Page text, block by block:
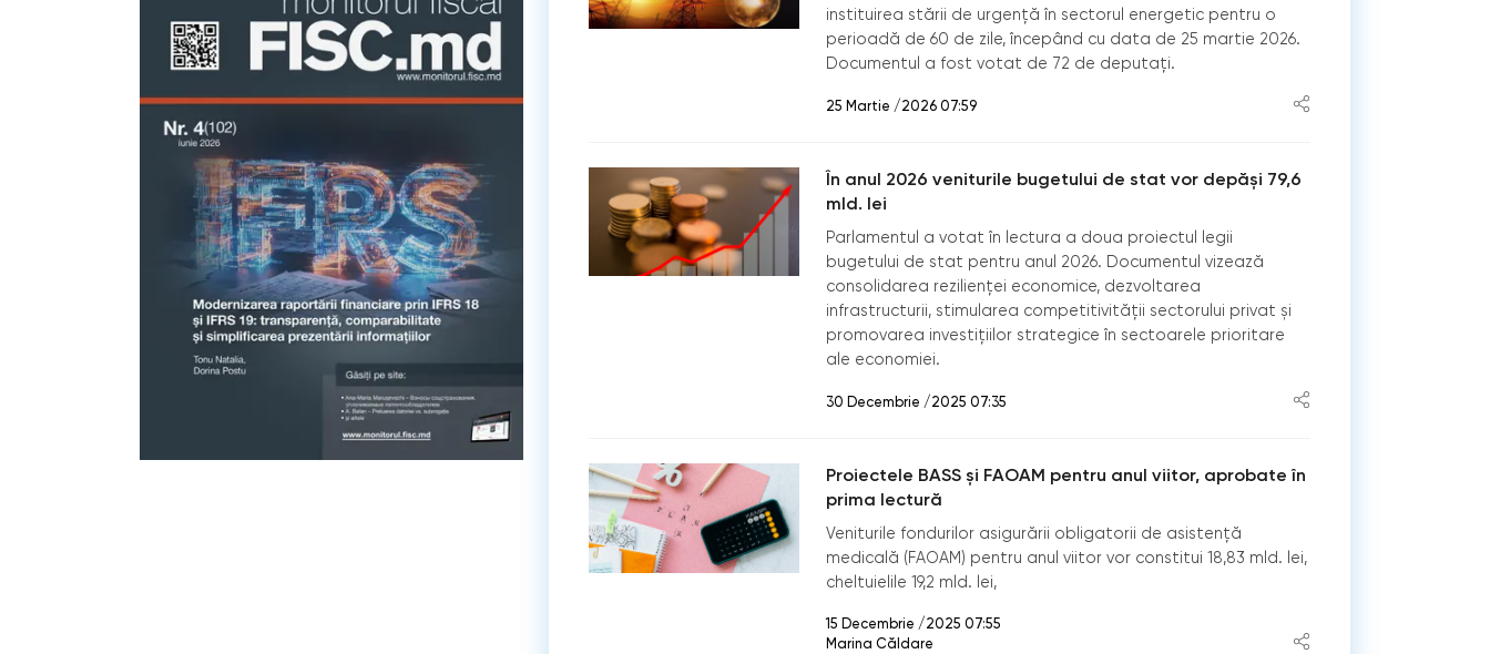
instituirea stării de urgență în sectorul energetic pentru o
perioadă de 60 de zile, începând cu data de 25 martie 2026.
Documentul a fost votat de 72 de deputați.
25 Martie /2026 07:59
În anul 2026 veniturile bugetului de stat vor depăși 79,6
mld. lei
Parlamentul a votat în lectura a doua proiectul legii
bugetului de stat pentru anul 2026. Documentul vizează
consolidarea rezilienței economice, dezvoltarea
infrastructurii, stimularea competitivității sectorului privat și
promovarea investițiilor strategice în sectoarele prioritare
ale economiei.
30 Decembrie /2025 07:35
Proiectele BASS și FAOAM pentru anul viitor, aprobate în
prima lectură
Veniturile fondurilor asigurării obligatorii de asistență
medicală (FAOAM) pentru anul viitor vor constitui 18,83 mld. lei,
cheltuielile 19,2 mld. lei,
15 Decembrie /2025 07:55
Marina Căldare